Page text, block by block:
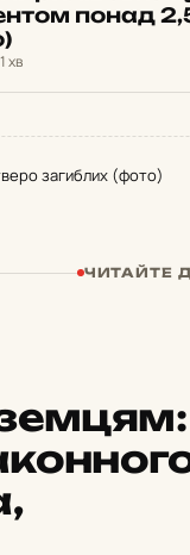
понад
хв
загиблих (фото)
ЧИТАЙТЕ